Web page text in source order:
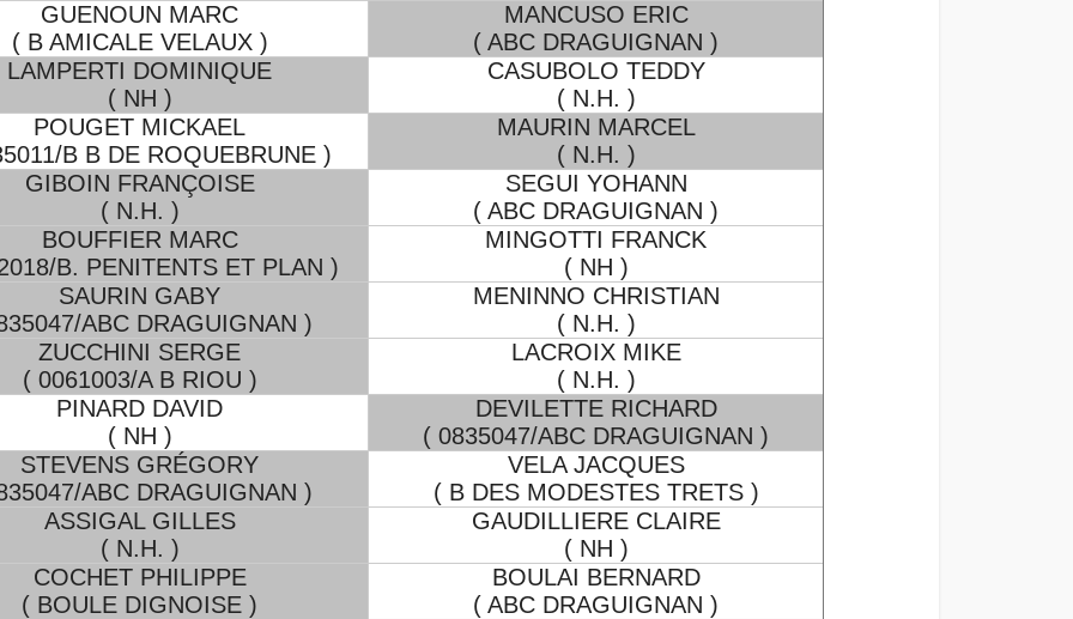
GUENOUN MARC
( B AMICALE VELAUX )
MANCUSO ERIC
( ABC DRAGUIGNAN )
LAMPERTI DOMINIQUE
( NH )
CASUBOLO TEDDY
( N.H. )
POUGET MICKAEL
B B DE ROQUEBRUNE )
MAURIN MARCEL
( N.H. )
GIBOIN FRANÇOISE
( N.H. )
SEGUI YOHANN
( ABC DRAGUIGNAN )
BOUFFIER MARC
B. PENITENTS ET PLAN )
MINGOTTI FRANCK
( NH )
SAURIN GABY
ABC DRAGUIGNAN )
MENINNO CHRISTIAN
( N.H. )
ZUCCHINI SERGE
( 0061003/A B RIOU )
LACROIX MIKE
( N.H. )
PINARD DAVID
( NH )
DEVILETTE RICHARD
( 0835047/ABC DRAGUIGNAN )
STEVENS GRÉGORY
ABC DRAGUIGNAN )
VELA JACQUES
( B DES MODESTES TRETS )
ASSIGAL GILLES
( N.H. )
GAUDILLIERE CLAIRE
( NH )
COCHET PHILIPPE
( BOULE DIGNOISE )
BOULAI BERNARD
( ABC DRAGUIGNAN )